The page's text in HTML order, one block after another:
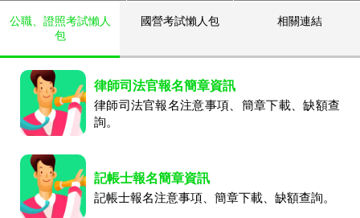
公職、證照考試懶人
包
國營考試懶人包 相關連結
律師司法官報名簡章資訊
律師司法官報名注意事項、簡章下載、缺額查
詢。
記帳士報名簡章資訊
記帳士報名注意事項、簡章下載、缺額查詢。